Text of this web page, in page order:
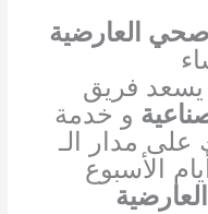
العارضية
يسعد فريق
و خدمة
على مدار الـ
الأسبوع
العارضية